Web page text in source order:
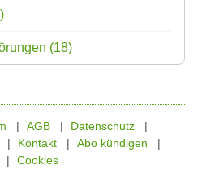
(18)
AGB
Datenschutz
Kontakt
Abo kündigen
Cookies